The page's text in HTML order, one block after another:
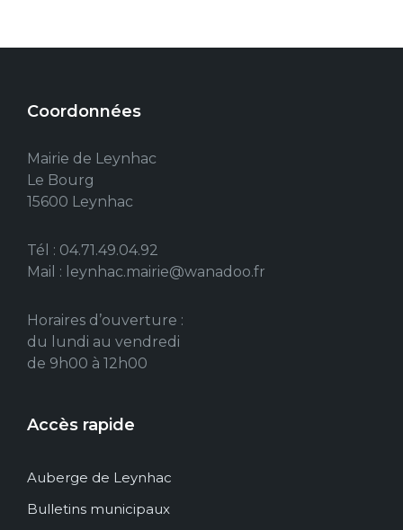
Coordonnées
Mairie de Leynhac
Le Bourg
15600 Leynhac
Tél : 04.71.49.04.92
Mail : leynhac.mairie@wanadoo.fr
Horaires d’ouverture :
du lundi au vendredi
de 9h00 à 12h00
Accès rapide
Auberge de Leynhac
Bulletins municipaux